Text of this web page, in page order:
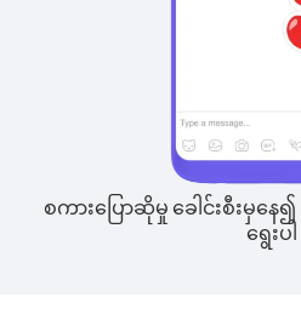
စကားပြောဆိုမှု ခေါင်းစီးမှနေ၍
ရွေးပါ